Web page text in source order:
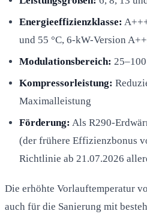
Energieeffizienzklasse:
und 55 °C, 6-kW-Version
Modulationsbereich:
Kompressorleistung:
Maximalleistung
Förderung: Als R290-
(der frühere Effizienzbonus
Richtlinie ab 21.07.2026
Die erhöhte Vorlauftemperatur
auch für die Sanierung mit